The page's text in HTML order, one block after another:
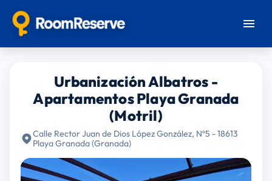
Urbanización Albatros -
Apartamentos Playa Granada
(Motril)
Calle Rector Juan de Dios López González, Nº5 - 18613
Playa Granada (Granada)